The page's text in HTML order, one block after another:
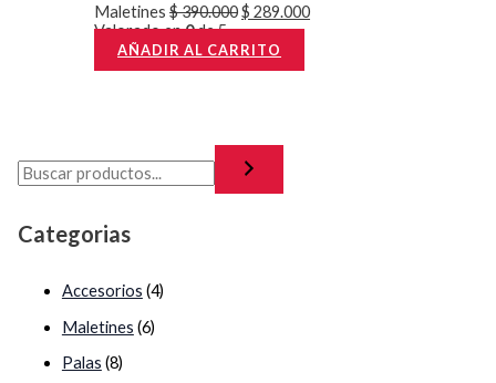
Categorias
Accesorios (4)
Maletines (6)
Palas (8)
Maletines$390.000$ 289.000
Valorado en0de 5
AÑADIR AL CARRITO